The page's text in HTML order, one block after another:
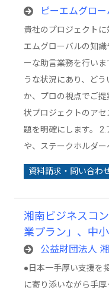
ピーエムグロ
貴社のプロジェクトに
エムグローバルの知
ーな助言業務を行い
うな状況にあり、ど
か、プロの視点でご提
状プロジェクトのア
題を明確にします。
や、ステークホルダー
資料請求・問い合わ
湘南ビジネスコ
業プラン」、中
ン」を発表する
公益財団法人
●日本一手厚い支援を
に寄り添いながら手